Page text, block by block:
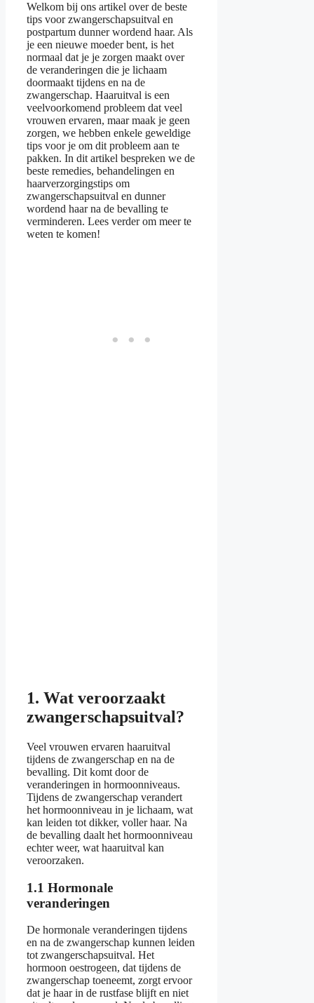
Welkom bij ons artikel over de beste
tips voor zwangerschapsuitval en
postpartum dunner wordend haar. Als
je een nieuwe moeder bent, is het
normaal dat je je zorgen maakt over
de veranderingen die je lichaam
doormaakt tijdens en na de
zwangerschap. Haaruitval is een
veelvoorkomend probleem dat veel
vrouwen ervaren, maar maak je geen
zorgen, we hebben enkele geweldige
tips voor je om dit probleem aan te
pakken. In dit artikel bespreken we de
beste remedies, behandelingen en
haarverzorgingstips om
zwangerschapsuitval en dunner
wordend haar na de bevalling te
verminderen. Lees verder om meer te
weten te komen!
1. Wat veroorzaakt
zwangerschapsuitval?
Veel vrouwen ervaren haaruitval
tijdens de zwangerschap en na de
bevalling. Dit komt door de
veranderingen in hormoonniveaus.
Tijdens de zwangerschap verandert
het hormoonniveau in je lichaam, wat
kan leiden tot dikker, voller haar. Na
de bevalling daalt het hormoonniveau
echter weer, wat haaruitval kan
veroorzaken.
1.1 Hormonale
veranderingen
De hormonale veranderingen tijdens
en na de zwangerschap kunnen leiden
tot zwangerschapsuitval. Het
hormoon oestrogeen, dat tijdens de
zwangerschap toeneemt, zorgt ervoor
dat je haar in de rustfase blijft en niet